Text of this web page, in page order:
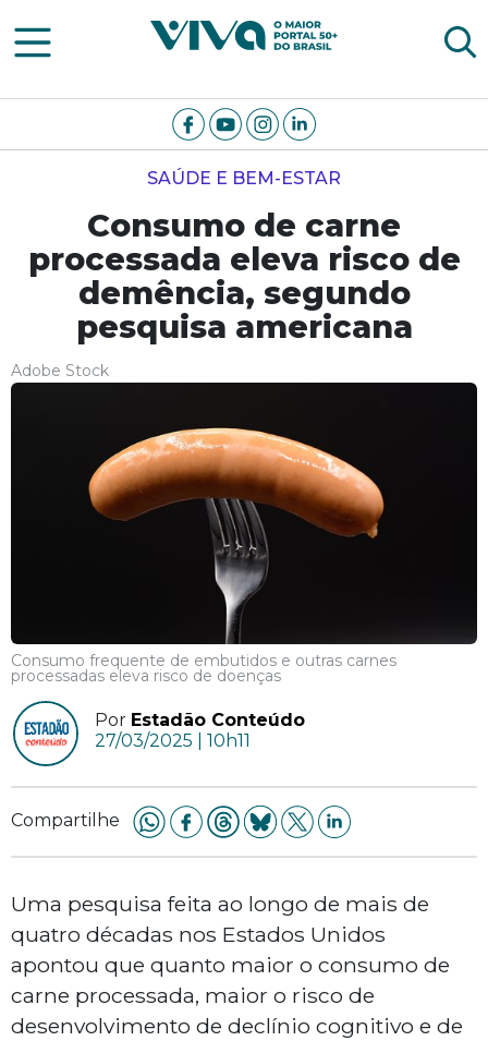
Viva Notícias
SAÚDE E BEM-ESTAR
Consumo de carne
processada eleva risco de
demência, segundo
pesquisa americana
Adobe Stock
Consumo frequente de embutidos e outras carnes
processadas eleva risco de doenças
Por Estadão Conteúdo
27/03/2025 | 10h11
Compartilhe
Uma pesquisa feita ao longo de mais de
quatro décadas nos Estados Unidos
apontou que quanto maior o consumo de
carne processada, maior o risco de
desenvolvimento de declínio cognitivo e de